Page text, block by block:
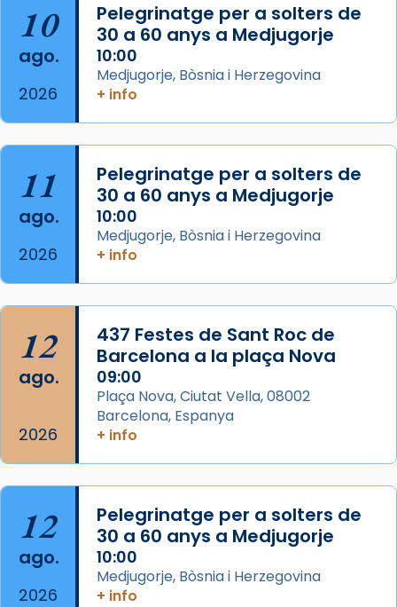
Jaume, fill de Zebedeu, és juntament amb el
seu germà Joan i Pere un dels que
acompanyava més de prop Jesús.
Segons el llibre dels Fets (12,2) fou el primer
apòstol màrtir, decapitat a Jerusalem per
Herodes Agripa (vers l'any 44).
Patró de Galícia, després de les invasions
musulmanes fou venerat com a patró dels
Regnes castellans i més tard de tota
Espanya.
View on Facebook · Share
10
ago.
2026
Pelegrinatge per a solters de
30 a 60 anys a Medjugorje
10:00
Medjugorje, Bòsnia i Herzegovina
+ info
11
ago.
2026
Pelegrinatge per a solters de
30 a 60 anys a Medjugorje
10:00
Medjugorje, Bòsnia i Herzegovina
+ info
12
ago.
2026
437 Festes de Sant Roc de
Barcelona a la plaça Nova
09:00
Plaça Nova, Ciutat Vella, 08002
Barcelona, Espanya
+ info
12
ago.
2026
Pelegrinatge per a solters de
30 a 60 anys a Medjugorje
10:00
Medjugorje, Bòsnia i Herzegovina
+ info